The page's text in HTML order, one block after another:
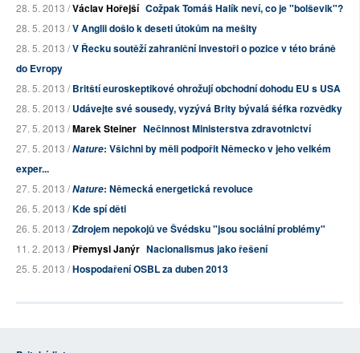
28. 5. 2013 /Václav Hořejší Cožpak Tomáš Halík neví, co je "bolševik"?
28. 5. 2013 /V Anglii došlo k deseti útokům na mešity
28. 5. 2013 /V Řecku soutěží zahraniční investoři o pozice v této bráně
do Evropy
28. 5. 2013 /Britští euroskeptikové ohrožují obchodní dohodu EU s USA
28. 5. 2013 /Udávejte své sousedy, vyzývá Brity bývalá šéfka rozvědky
27. 5. 2013 /Marek Steiner Nečinnost Ministerstva zdravotnictví
27. 5. 2013 /Nature: Všichni by měli podpořit Německo v jeho velkém
exper...
27. 5. 2013 /Nature: Německá energetická revoluce
26. 5. 2013 /Kde spí děti
26. 5. 2013 /Zdrojem nepokojů ve Švédsku "jsou sociální problémy"
11. 2. 2013 /Přemysl Janýr Nacionalismus jako řešení
25. 5. 2013 /Hospodaření OSBL za duben 2013